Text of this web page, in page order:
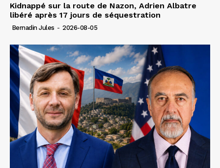
Kidnappé sur la route de Nazon, Adrien Albatre
libéré après 17 jours de séquestration
Bernadin Jules - 2026-08-05